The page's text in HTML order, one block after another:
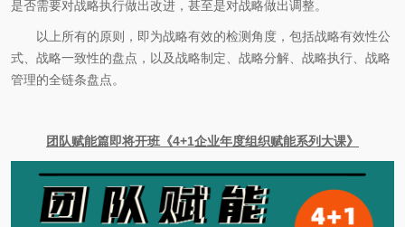
是否需要对战略执行做出改进，甚至是对战略做出调整。
以上所有的原则，即为战略有效的检测角度，包括战略有效性公
式、战略一致性的盘点，以及战略制定、战略分解、战略执行、战略
管理的全链条盘点。
团队赋能篇即将开班《4+1企业年度组织赋能系列大课》